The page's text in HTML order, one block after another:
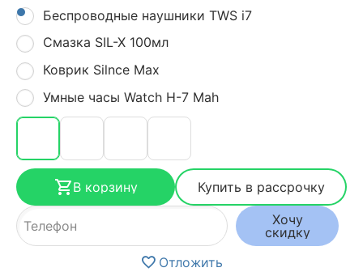
Беспроводные наушники TWS i7
Смазка SIL-X 100мл
Коврик Silnce Max
Умные часы Watch H-7 Mah
В корзину
Купить в рассрочку
Хочу
скидку
Отложить